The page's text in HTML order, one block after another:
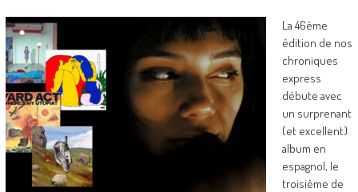
La 46ème
édition de nos
chroniques
express
débute avec
un surprenant
(et excellent)
album en
espagnol, le
troisième de